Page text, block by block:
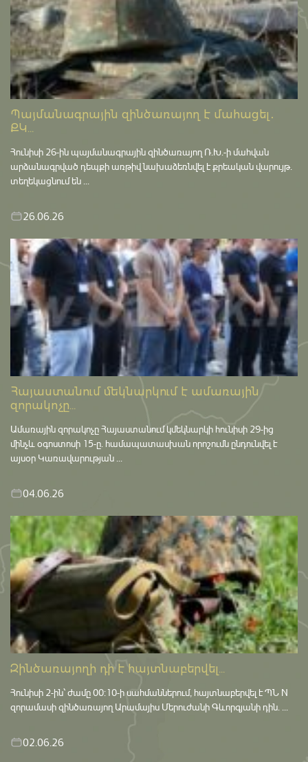
Պայմանագրային զինծառայող է մահացել․
ՔԿ...
Հունիսի 26-ին պայմանագրային զինծառայող Ռ.Խ.-ի մահվան
արձանագրված դեպքի առթիվ նախաձեռնվել է քրեական վարույթ․
տեղեկացնում են ...
26.06.26
Հայաստանում մեկնարկում է ամառային
զորակոչը...
Ամառային զորակոչը Հայաստանում կմեկնարկի հունիսի 29-ից
մինչև օգոստոսի 15-ը․ համապատասխան որոշումն ընդունվել է
այսօր Կառավարության ...
04.06.26
Զինծառայողի դի է հայտնաբերվել...
Հունիսի 2-ին՝ ժամը 00:10-ի սահմաններում, հայտնաբերվել է ՊՆ N
զորամասի զինծառայող Արամայիս Մերուժանի Գևորգյանի դին. ...
02.06.26